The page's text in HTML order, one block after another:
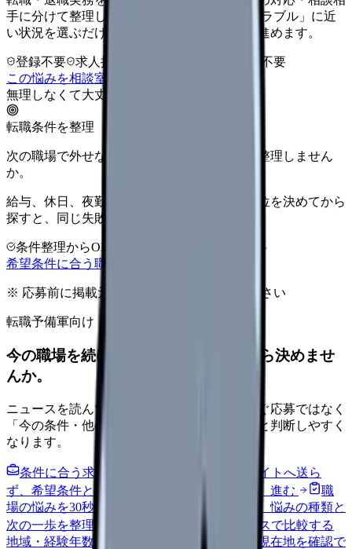
手に分けて整理します。 「引き止め・退職トラブル」に近
い状況を選ぶだけで、次に確認することまで進めます。
登録不要 求人押し売りなし
病院名は入力不要
この悩みを相談室で整理する
無理しなくて大丈夫
転職条件を整理
次の職場で外せない条件を、求人を見る前に整理しません
か。
給与、休日、夜勤、通勤、人間関係。優先順位を決めてから
探すと、同じ失敗を繰り返しにくくなります。
条件整理からOK
完全無料
希望条件に合う職場を相談する
※ 応募前に掲載元の最新情報を確認してください
転職予備軍向け
今の職場を続けるか、条件を比べてから決めませ
んか。
ニュースを読んで不安が強くなった時は、すぐ応募ではなく
「今の条件・他の選択肢・相談先」を分けると判断しやすく
なります。
条件に合う求人通知を受け取る
外部転職サイトへ送ら
ず、希望条件と転職時期を自社で預かります。 進む
職
場の悩みを30秒で診断
辞めるべきか迷う前に、悩みの種類と
次の一歩を整理します。
給料コンパスで比較する
地域・経験年数・施設形態から、今の給料の現在地を確認で